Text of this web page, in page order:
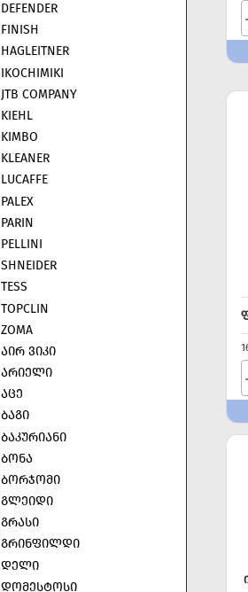
DEFENDER
FINISH
HAGLEITNER
IKOCHIMIKI
JTB COMPANY
KIEHL
KIMBO
KLEANER
LUCAFFE
PALEX
PARIN
PELLINI
SHNEIDER
TESS
TOPCLIN
ZOMA
ᲐᲘᲠ ᲕᲘᲙᲘ
ᲐᲠᲘᲔᲚᲘ
ᲐᲪᲔ
ᲑᲐᲒᲘ
ᲑᲐᲙᲣᲠᲘᲐᲜᲘ
ᲑᲝᲜᲐ
ᲑᲝᲠᲯᲝᲛᲘ
ᲒᲚᲔᲘᲓᲘ
ᲒᲠᲐᲡᲘ
ᲒᲠᲘᲜᲤᲘᲚᲓᲘ
ᲓᲔᲚᲘ
ᲓᲝᲛᲔᲡᲢᲝᲡᲘ